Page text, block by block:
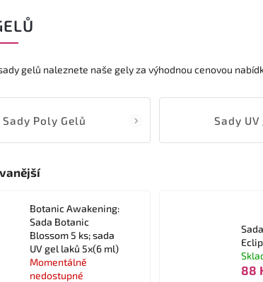
gelů naleznete naše gely za výhodnou cenovou
Sady Poly Gelů Sady UV
Botanic Awakening:
Sada Botanic
Blossom 5 ks; sada
UV gel laků 5x(6 ml)
Momentálně
nedostupné
88